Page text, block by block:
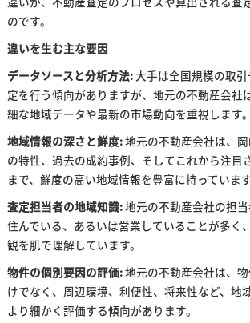
のです。
違いを生む主な要因
データソースと分析方法:大手は全国規模の取
定を行う傾向がありますが、地元の不動産会社
細な地域データや最新の市場動向を重視します。
地域情報の深さと鮮度:地元の不動産会社は、
の特性、過去の成約事例、そしてこれから注目
まで、鮮度の高い地域情報を豊富に持っています
査定担当者の地域知識:地元の不動産会社の担
住んでいる、あるいは営業していることが多く
観を肌で理解しています。
物件の個別要因の評価:地元の不動産会社は、
けでなく、周辺環境、利便性、将来性など、地
より細かく評価する傾向があります。